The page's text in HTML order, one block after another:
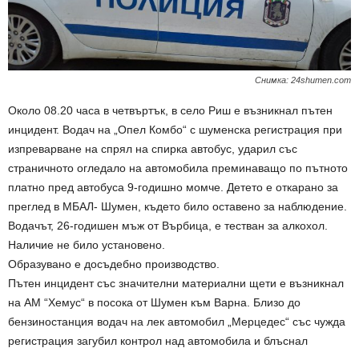
Снимка: 24shumen.com
Около 08.20 часа в четвъртък, в село Риш е възникнал пътен
инцидент. Водач на „Опел Комбо“ с шуменска регистрация при
изпреварване на спрял на спирка автобус, ударил със
страничното огледало на автомобила преминаващо по пътното
платно пред автобуса 9-годишно момче. Детето е откарано за
преглед в МБАЛ- Шумен, където било оставено за наблюдение.
Водачът, 26-годишен мъж от Върбица, е тестван за алкохол.
Наличие не било установено.
Образувано е досъдебно производство.
Пътен инцидент със значителни материални щети е възникнал
на АМ “Хемус“ в посока от Шумен към Варна. Близо до
бензиностанция водач на лек автомобил „Мерцедес“ със чужда
регистрация загубил контрол над автомобила и блъснал